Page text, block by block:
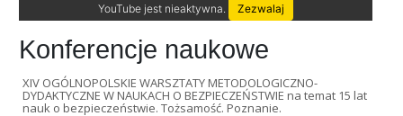
YouTube jest nieaktywna. Zezwalaj
Konferencje naukowe
XIV OGÓLNOPOLSKIE WARSZTATY METODOLOGICZNO-
DYDAKTYCZNE W NAUKACH O BEZPIECZEŃSTWIE na temat 15 lat
nauk o bezpieczeństwie. Tożsamość. Poznanie.